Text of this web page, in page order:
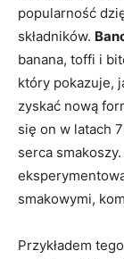
popularność
składników.
banana, toffi i
który pokazuje,
zyskać nową
się on w latach
serca
smakowymi,
Przykładem